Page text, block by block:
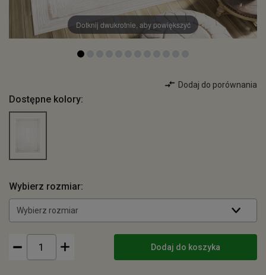
Dotknij dwukrotnie, aby powiększyć
Dodaj do porównania
Dostępne kolory:
Wybierz rozmiar:
Wybierz rozmiar
Dodaj do koszyka